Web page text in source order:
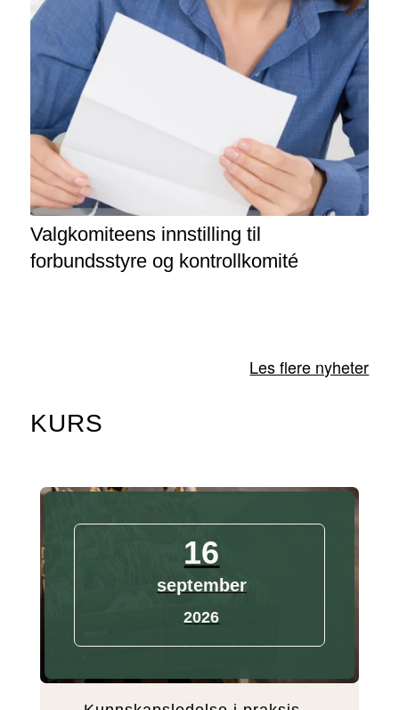
Valgkomiteens innstilling til
forbundsstyre og kontrollkomité
Les flere nyheter
KURS
16
september
2026